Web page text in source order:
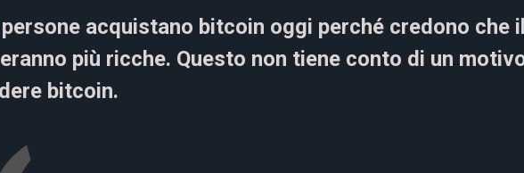
acquistano bitcoin oggi perché credono che
più ricche. Questo non tiene conto di un
bitcoin.